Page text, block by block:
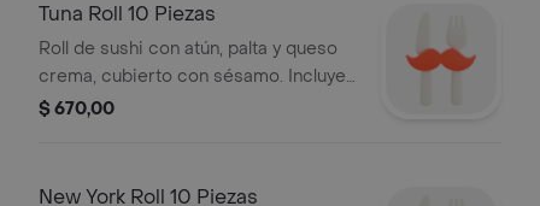
Tuna Roll 10 Piezas
Roll de sushi con atún, palta y queso
crema, cubierto con sésamo. Incluye
10 piezas.
$ 670,00
New York Roll 10 Piezas